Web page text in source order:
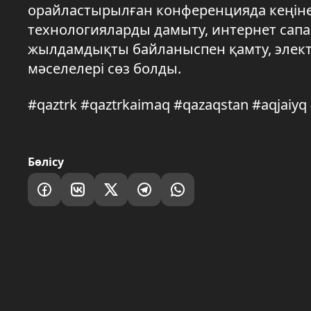
орайластырылған конференцияда
технологияларды дамыту, интернет
жылдамдықты байланыспен қамту,
мәселелері сөз болды.
#qaztrk #qaztrkaimaq #qazaqstan
Бөлісу